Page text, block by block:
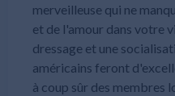
merveilleuse qui ne
et de l'amour dans votre
dressage et une
américains feront
à coup sûr des membres